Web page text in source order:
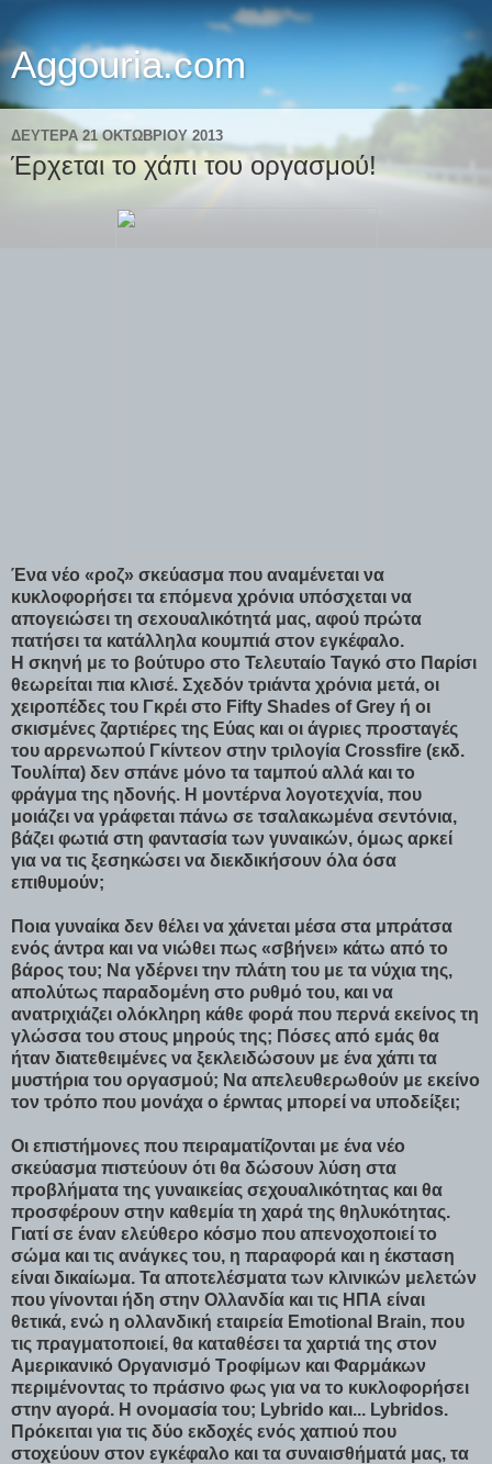
Aggouria.com
ΔΕΥΤΈΡΑ 21 ΟΚΤΩΒΡΊΟΥ 2013
Έρχεται το χάπι του οργασμού!
Ένα νέο «ροζ» σκεύασμα που αναμένεται να
κυκλοφορήσει τα επόμενα χρόνια υπόσχεται να
απογειώσει τη σεxουαλικότητά μας, αφού πρώτα
πατήσει τα κατάλληλα κουμπιά στον εγκέφαλο.
Η σκηνή με το βούτυρο στο Τελευταίο Ταγκό στο Παρίσι
θεωρείται πια κλισέ. Σχεδόν τριάντα χρόνια μετά, οι
χειροπέδες του Γκρέι στο Fifty Shades of Grey ή οι
σκισμένες ζαρτιέρες της Εύας και οι άγριες προσταγές
του αρρενωπού Γκίντεον στην τριλογία Crossfire (εκδ.
Τουλίπα) δεν σπάνε μόνο τα ταμπού αλλά και το
φράγμα της ηδονής. Η μοντέρνα λογοτεχνία, που
μοιάζει να γράφεται πάνω σε τσαλακωμένα σεντόνια,
βάζει φωτιά στη φαντασία των γυναικών, όμως αρκεί
για να τις ξεσηκώσει να διεκδικήσουν όλα όσα
επιθυμούν;
Ποια γυναίκα δεν θέλει να χάνεται μέσα στα μπράτσα
ενός άντρα και να νιώθει πως «σβήνει» κάτω από το
βάρος του; Να γδέρνει την πλάτη του με τα νύχια της,
απολύτως παραδομένη στο ρυθμό του, και να
ανατριχιάζει ολόκληρη κάθε φορά που περνά εκείνος τη
γλώσσα του στους μηρούς της; Πόσες από εμάς θα
ήταν διατεθειμένες να ξεκλειδώσουν με ένα χάπι τα
μυστήρια του οργασμού; Να απελευθερωθούν με εκείνο
τον τρόπο που μονάχα ο έρwτας μπορεί να υποδείξει;
Οι επιστήμονες που πειραματίζονται με ένα νέο
σκεύασμα πιστεύουν ότι θα δώσουν λύση στα
προβλήματα της γυναικείας σεχουαλικότητας και θα
προσφέρουν στην καθεμία τη χαρά της θηλυκότητας.
Γιατί σε έναν ελεύθερο κόσμο που απενοχοποιεί το
σώμα και τις ανάγκες του, η παραφορά και η έκσταση
είναι δικαίωμα. Τα αποτελέσματα των κλινικών μελετών
που γίνονται ήδη στην Ολλανδία και τις ΗΠΑ είναι
θετικά, ενώ η ολλανδική εταιρεία Emotional Brain, που
τις πραγματοποιεί, θα καταθέσει τα χαρτιά της στον
Αμερικανικό Οργανισμό Τροφίμων και Φαρμάκων
περιμένοντας το πράσινο φως για να το κυκλοφορήσει
στην αγορά. Η ονομασία του; Lybrido και... Lybridos.
Πρόκειται για τις δύο εκδοχές ενός χαπιού που
στοχεύουν στον εγκέφαλο και τα συναισθήματά μας, τα